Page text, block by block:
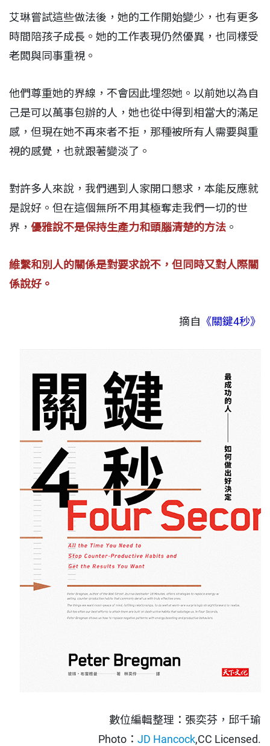
艾琳嘗試這些做法後，她的工作開始變少，也有更多
時間陪孩子成長。她的工作表現仍然優異，也同樣受
老闆與同事重視。
他們尊重她的界線，不會因此埋怨她。以前她以為自
己是可以萬事包辦的人，她也從中得到相當大的滿足
感，但現在她不再來者不拒，那種被所有人需要與重
視的感覺，也就跟著變淡了。
對許多人來說，我們遇到人家開口懇求，本能反應就
是說好。但在這個無所不用其極奪走我們一切的世
界， 優雅說不是保持生產力和頭腦清楚的方法 。
維繫和別人的關係是對要求說不，但同時又對人際關
係說好。
摘自 《關鍵4秒》
數位編輯整理：張奕芬，邱千瑜
Photo： JD Hancock,CC Licensed.